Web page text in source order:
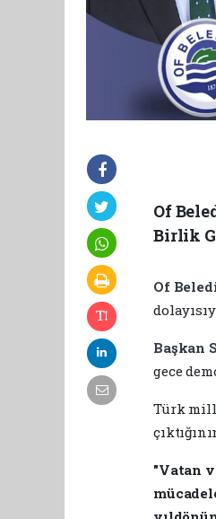
Of
Birlik
Of
Başkan
gece
Türk
"Vatan